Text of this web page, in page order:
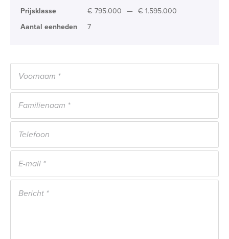
Prijsklasse € 795.000 — € 1.595.000
Aantal eenheden
7